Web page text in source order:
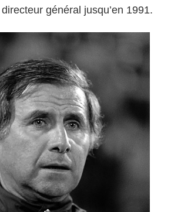
général jusqu’en 1991.